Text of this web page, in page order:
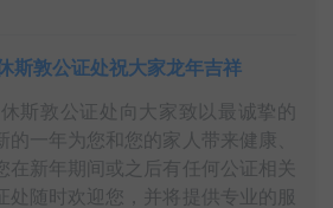
斯敦公证处祝大家龙年吉祥
斯敦公证处向大家致以最诚挚的
的一年为您和您的家人带来健康、
在新年期间或之后有任何公证相关
处随时欢迎您，并将提供专业的服